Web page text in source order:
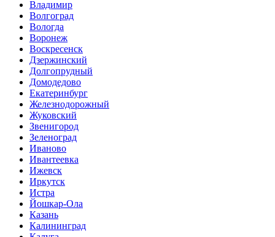
Владимир
Волгоград
Вологда
Воронеж
Воскресенск
Дзержинский
Долгопрудный
Домодедово
Екатеринбург
Железнодорожный
Жуковский
Звенигород
Зеленоград
Иваново
Ивантеевка
Ижевск
Иркутск
Истра
Йошкар-Ола
Казань
Калининград